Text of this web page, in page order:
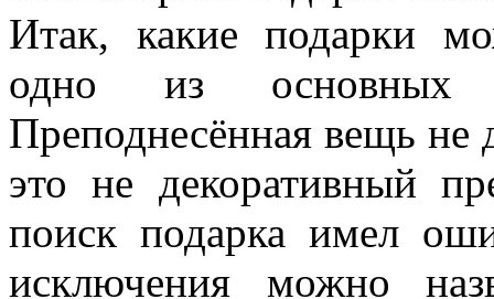
Итак, какие подарки
одно из основных
Преподнесённая вещь не
это не декоративный
поиск подарка имел
исключения можно